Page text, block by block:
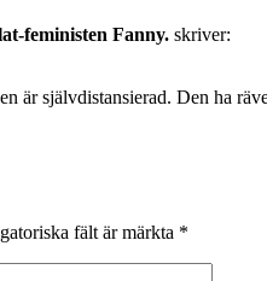
feministen Fanny. skriver:
är självdistansierad. Den ha
fält är märkta *